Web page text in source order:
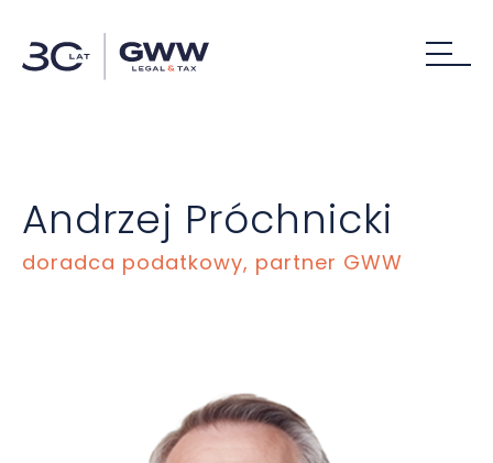
Andrzej Próchnicki
doradca podatkowy, partner GWW